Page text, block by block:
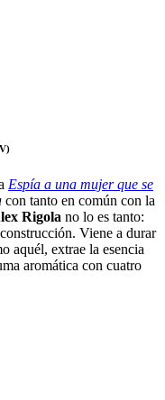
Espía a una mujer que se
con tanto en común con la
Rigola no lo es tanto:
Viene a durar
aquél, extrae la esencia
aromática con cuatro